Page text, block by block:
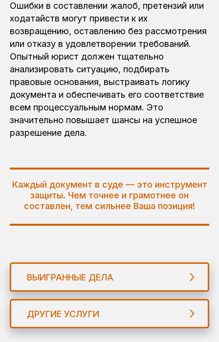
Ошибки в составлении жалоб, претензий или
ходатайств могут привести к их
возвращению, оставлению без рассмотрения
или отказу в удовлетворении требований.
Опытный юрист должен тщательно
анализировать ситуацию, подбирать
правовые основания, выстраивать логику
документа и обеспечивать его соответствие
всем процессуальным нормам. Это
значительно повышает шансы на успешное
разрешение дела.
Каждый документ в суде — это инструмент
защиты. Чем точнее и грамотнее он
составлен, тем сильнее Ваша позиция!
ВЫИГРАННЫЕ ДЕЛА
ДРУГИЕ УСЛУГИ